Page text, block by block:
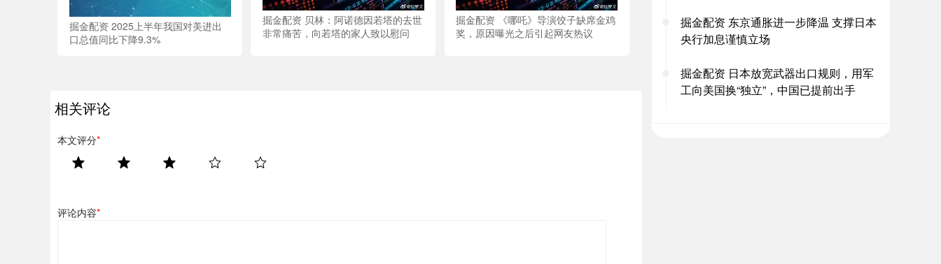
掘金配资 2025上半年我国对美进出
口总值同比下降9.3%
掘金配资 贝林：阿诺德因若塔的去世
非常痛苦，向若塔的家人致以慰问
掘金配资 《哪吒》导演饺子缺席金鸡
奖，原因曝光之后引起网友热议
相关评论
本文评分*
评论内容*
掘金配资 东京通胀进一步降温 支撑日本
央行加息谨慎立场
掘金配资 日本放宽武器出口规则，用军
工向美国换“独立”，中国已提前出手